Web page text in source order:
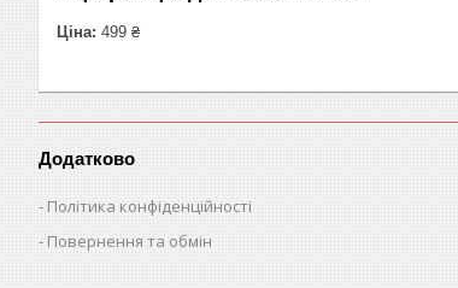
Ціна: 499 ₴
Додатково
Політика конфіденційності
Повернення та обмін